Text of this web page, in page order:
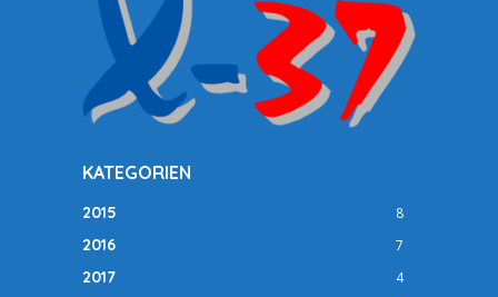
KATEGORIEN
2015 8
2016 7
2017 4